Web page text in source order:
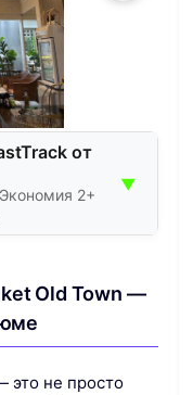
от
2+
▼
Old Town —
это не просто